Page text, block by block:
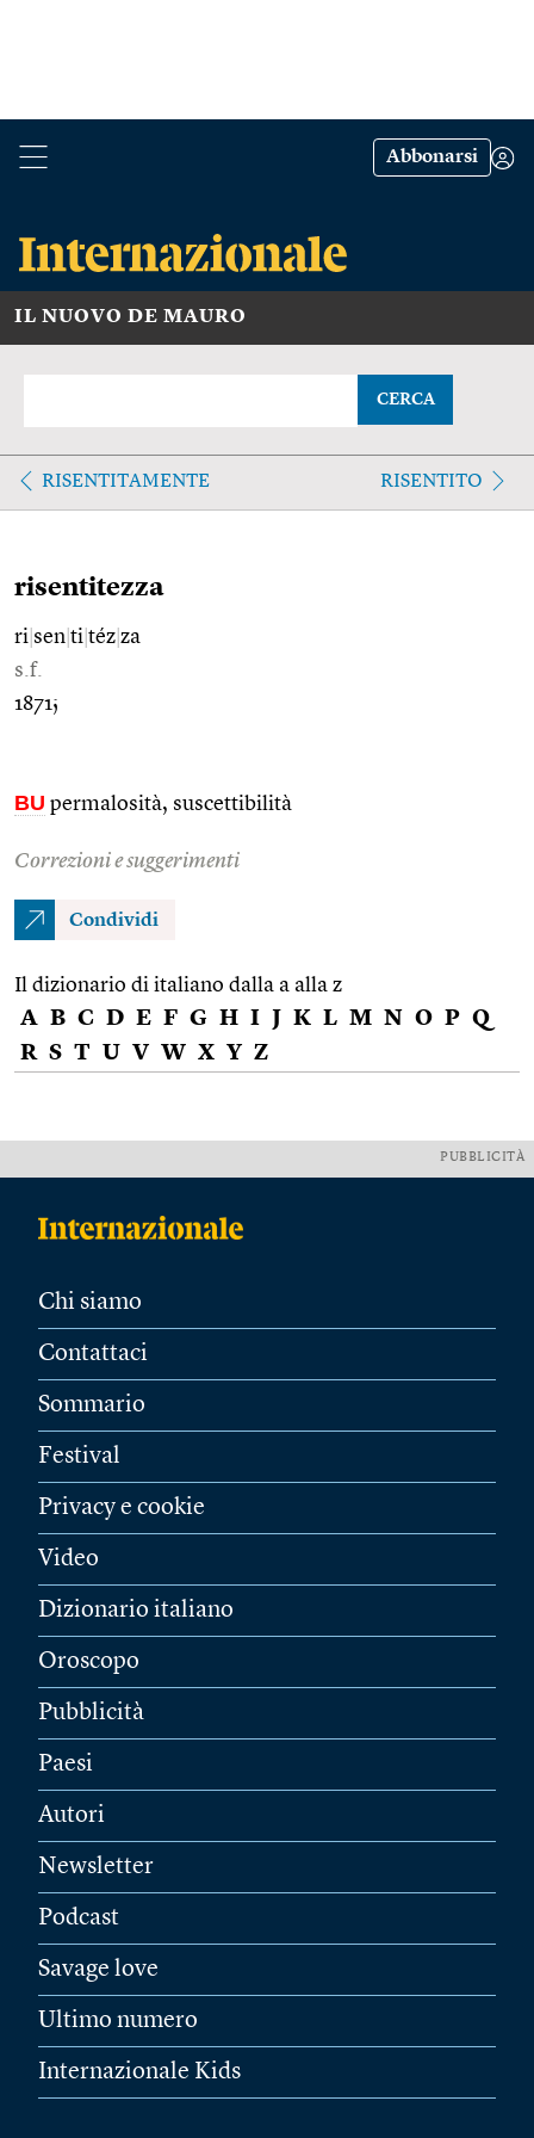
Abbonarsi
IL NUOVO DE MAURO
CERCA
RISENTITAMENTE RISENTITO
risentitezza
ri sen ti téz za
s.f.
1871;
BU permalosità, suscettibilità
Correzioni e suggerimenti
Condividi
Il dizionario di italiano dalla a alla z
A B C D E F G H I J K L M N O P Q
R S T U V W X Y Z
PUBBLICITÀ
Chi siamo
Contattaci
Sommario
Festival
Privacy e cookie
Video
Dizionario italiano
Oroscopo
Pubblicità
Paesi
Autori
Newsletter
Podcast
Savage love
Ultimo numero
Internazionale Kids